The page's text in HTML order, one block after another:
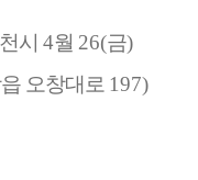
시 4월 26(금)
오창대로 197)